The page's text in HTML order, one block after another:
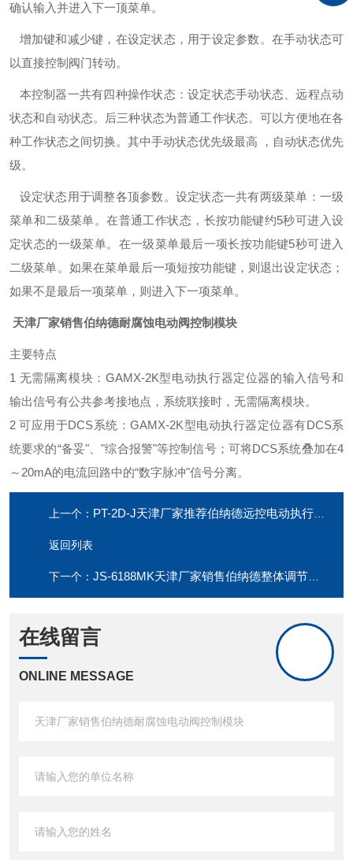
确认输入并进入下一顶菜单。
增加键和减少键，在设定状态，用于设定参数。在手动状态可
以直接控制阀门转动。
本控制器一共有四种操作状态：设定状态手动状态、远程点动
状态和自动状态。后三种状态为普通工作状态。可以方便地在各
种工作状态之间切换。其中手动状态优先级最高 ，自动状态优先
级。
设定状态用于调整各顶参数。设定状态一共有两级菜单：一级
菜单和二级菜单。在普通工作状态，长按功能键约5秒可进入设
定状态的一级菜单。在一级菜单最后一项长按功能键5秒可进入
二级菜单。如果在菜单最后一项短按功能键，则退出设定状态；
如果不是最后一项菜单，则进入下一项菜单。
天津厂家销售伯纳德耐腐蚀电动阀控制模块
主要特点
1 无需隔离模块：GAMX-2K型电动执行器定位器的输入信号和
输出信号有公共参考接地点，系统联接时，无需隔离模块。
2 可应用于DCS系统：GAMX-2K型电动执行器定位器有DCS系
统要求的“备妥"、"综合报警"等控制信号；可将DCS系统叠加在4
～20mA的电流回路中的“数字脉冲"信号分离。
上一个： PT-2D-J天津厂家推荐伯纳德远控电动执行器智能模块
返回列表
下一个： JS-6188MK天津厂家销售伯纳德整体调节型位置控制模块
在线留言
ONLINE MESSAGE